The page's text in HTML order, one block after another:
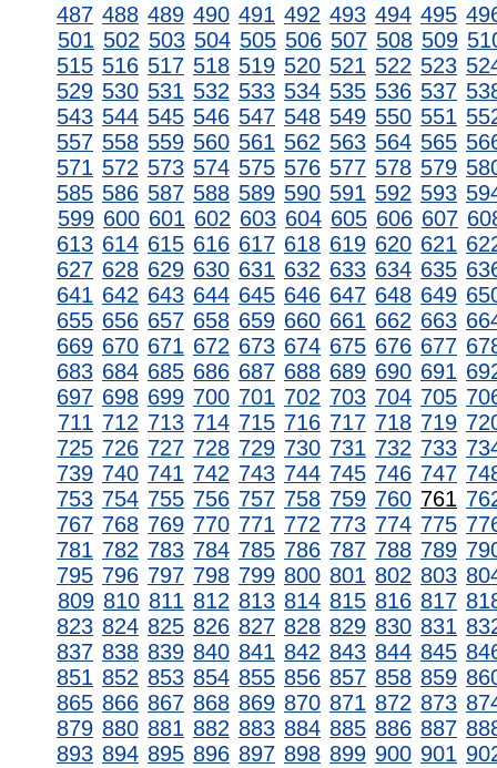
487 488 489 490 491 492 493 494 495
501 502 503 504 505 506 507 508 509
515 516 517 518 519 520 521 522 523
529 530 531 532 533 534 535 536 537
543 544 545 546 547 548 549 550 551
557 558 559 560 561 562 563 564 565
571 572 573 574 575 576 577 578 579
585 586 587 588 589 590 591 592 593
599 600 601 602 603 604 605 606 607
613 614 615 616 617 618 619 620 621
627 628 629 630 631 632 633 634 635
641 642 643 644 645 646 647 648 649
655 656 657 658 659 660 661 662 663
669 670 671 672 673 674 675 676 677
683 684 685 686 687 688 689 690 691
697 698 699 700 701 702 703 704 705
711 712 713 714 715 716 717 718 719
725 726 727 728 729 730 731 732 733
739 740 741 742 743 744 745 746 747
753 754 755 756 757 758 759 760 761
767 768 769 770 771 772 773 774 775
781 782 783 784 785 786 787 788 789
795 796 797 798 799 800 801 802 803
809 810 811 812 813 814 815 816 817
823 824 825 826 827 828 829 830 831
837 838 839 840 841 842 843 844 845
851 852 853 854 855 856 857 858 859
865 866 867 868 869 870 871 872 873
879 880 881 882 883 884 885 886 887
893 894 895 896 897 898 899 900 901